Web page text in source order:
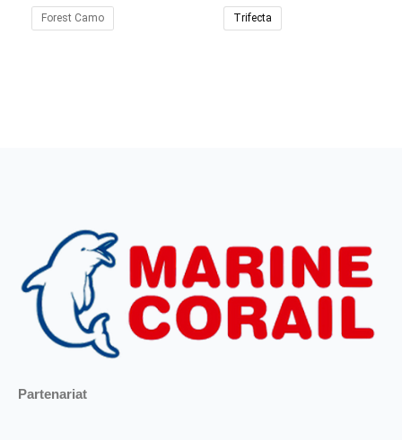
Forest Camo Trifecta
Partenariat